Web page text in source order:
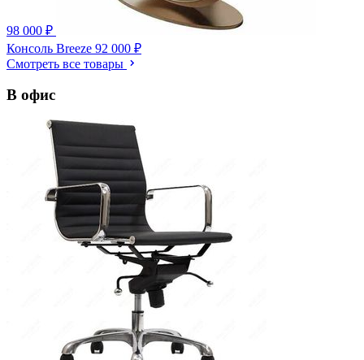
98 000 ₽
Консоль Breeze 92 000 ₽
Смотреть все товары
В офис